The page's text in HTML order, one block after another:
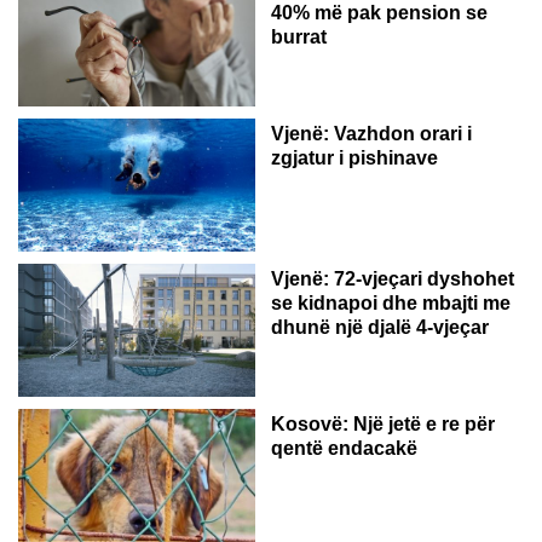
40% më pak pension se
burrat
Vjenë: Vazhdon orari i
zgjatur i pishinave
Vjenë: 72-vjeçari dyshohet
se kidnapoi dhe mbajti me
dhunë një djalë 4-vjeçar
Kosovë: Një jetë e re për
qentë endacakë